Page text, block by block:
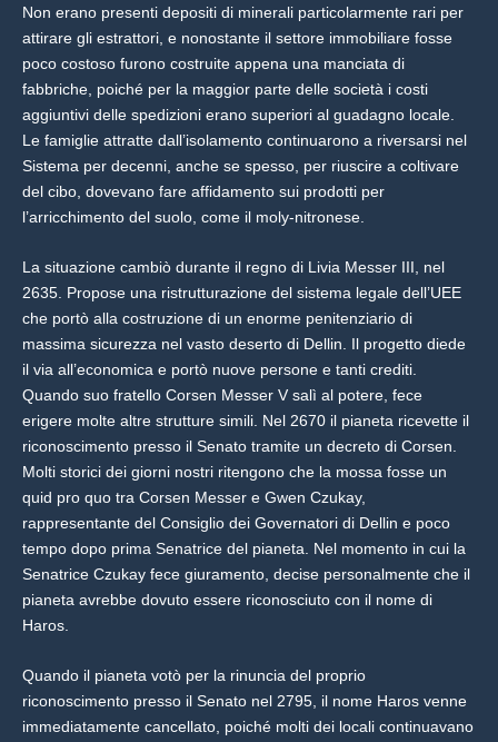
Non erano presenti depositi di minerali particolarmente rari per
attirare gli estrattori, e nonostante il settore immobiliare fosse
poco costoso furono costruite appena una manciata di
fabbriche, poiché per la maggior parte delle società i costi
aggiuntivi delle spedizioni erano superiori al guadagno locale.
Le famiglie attratte dall’isolamento continuarono a riversarsi nel
Sistema per decenni, anche se spesso, per riuscire a coltivare
del cibo, dovevano fare affidamento sui prodotti per
l’arricchimento del suolo, come il moly-nitronese.
La situazione cambiò durante il regno di Livia Messer III, nel
2635. Propose una ristrutturazione del sistema legale dell’UEE
che portò alla costruzione di un enorme penitenziario di
massima sicurezza nel vasto deserto di Dellin. Il progetto diede
il via all’economica e portò nuove persone e tanti crediti.
Quando suo fratello Corsen Messer V salì al potere, fece
erigere molte altre strutture simili. Nel 2670 il pianeta ricevette il
riconoscimento presso il Senato tramite un decreto di Corsen.
Molti storici dei giorni nostri ritengono che la mossa fosse un
quid pro quo tra Corsen Messer e Gwen Czukay,
rappresentante del Consiglio dei Governatori di Dellin e poco
tempo dopo prima Senatrice del pianeta. Nel momento in cui la
Senatrice Czukay fece giuramento, decise personalmente che il
pianeta avrebbe dovuto essere riconosciuto con il nome di
Haros.
Quando il pianeta votò per la rinuncia del proprio
riconoscimento presso il Senato nel 2795, il nome Haros venne
immediatamente cancellato, poiché molti dei locali continuavano